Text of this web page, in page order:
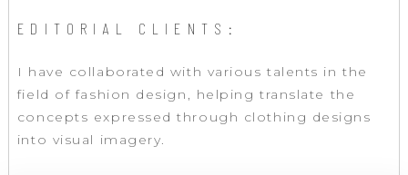
EDITORIAL CLIENTS:
I have collaborated with various talents in the
field of fashion design, helping translate the
concepts expressed through clothing designs
into visual imagery.